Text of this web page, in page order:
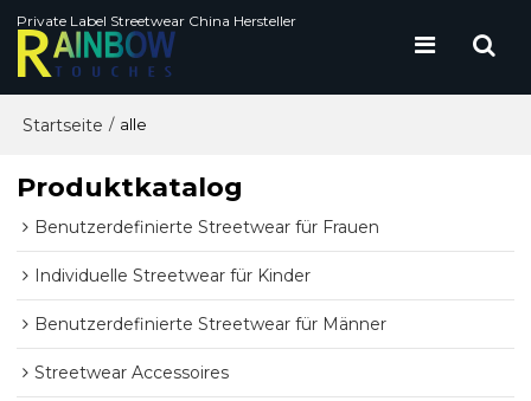
Private Label Streetwear China Hersteller
Startseite / alle
Produktkatalog
Benutzerdefinierte Streetwear für Frauen
Individuelle Streetwear für Kinder
Benutzerdefinierte Streetwear für Männer
Streetwear Accessoires